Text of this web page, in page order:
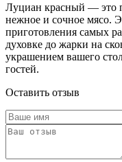
Луциан красный — это
нежное и сочное мясо.
приготовления самых
духовке до жарки на
украшением вашего
гостей.
Оставить отзыв